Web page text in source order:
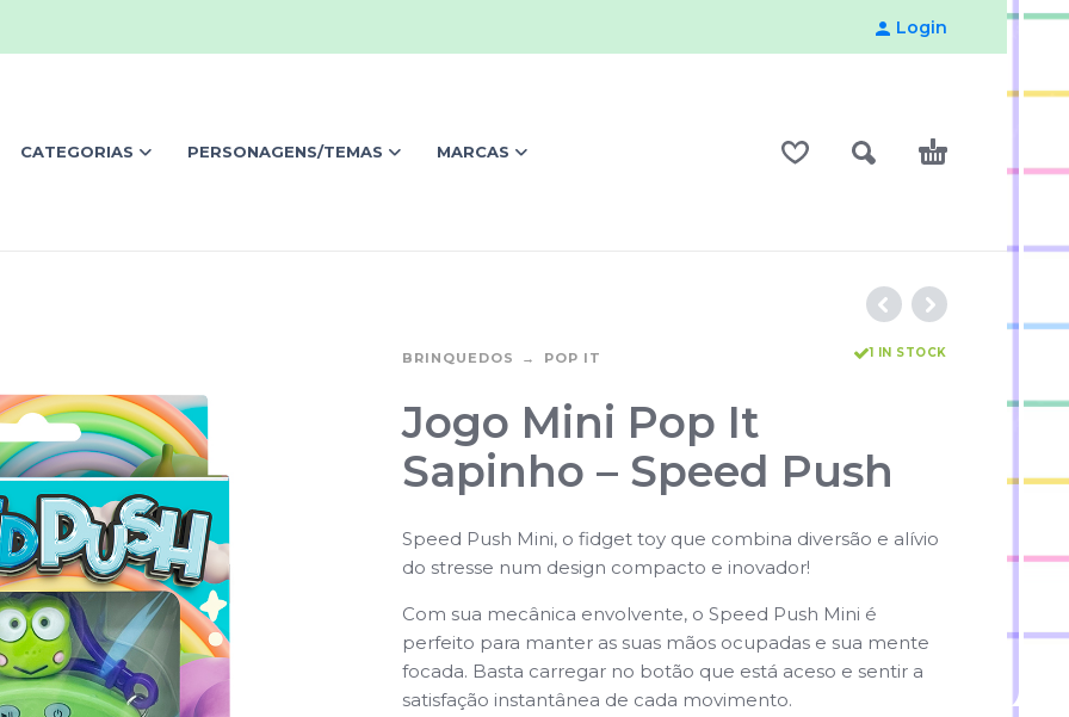
Login
CATEGORIAS PERSONAGENS/TEMAS MARCAS
BRINQUEDOS POP IT 1 IN STOCK
Jogo Mini Pop It
Sapinho – Speed Push
Speed Push Mini, o fidget toy que combina diversão e alívio
do stresse num design compacto e inovador!
Com sua mecânica envolvente, o Speed Push Mini é
perfeito para manter as suas mãos ocupadas e sua mente
focada. Basta carregar no botão que está aceso e sentir a
satisfação instantânea de cada movimento.